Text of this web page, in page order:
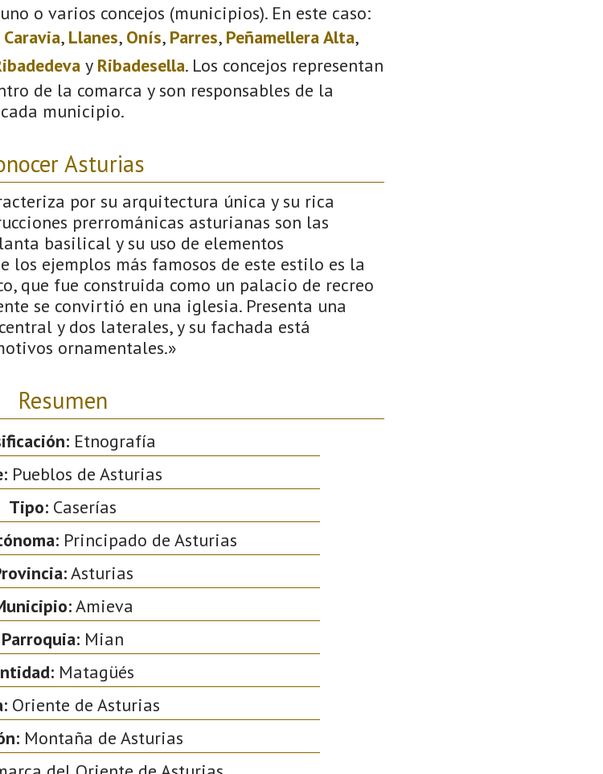
o varios concejos (municipios). En este caso:
Caravia, Llanes, Onís, Parres, Peñamellera Alta,
y Ribadesella. Los concejos representan
de la comarca y son responsables de la
municipio.
Asturias
por su arquitectura única y su rica
prerrománicas asturianas son las
basilical y su uso de elementos
ejemplos más famosos de este estilo es la
que fue construida como un palacio de recreo
se convirtió en una iglesia. Presenta una
y dos laterales, y su fachada está
ornamentales.»
Resumen
Etnografía
Pueblos de Asturias
Tipo: Caserías
Principado de Asturias
Asturias
Amieva
Parroquia: Mian
Matagüés
Oriente de Asturias
Montaña de Asturias